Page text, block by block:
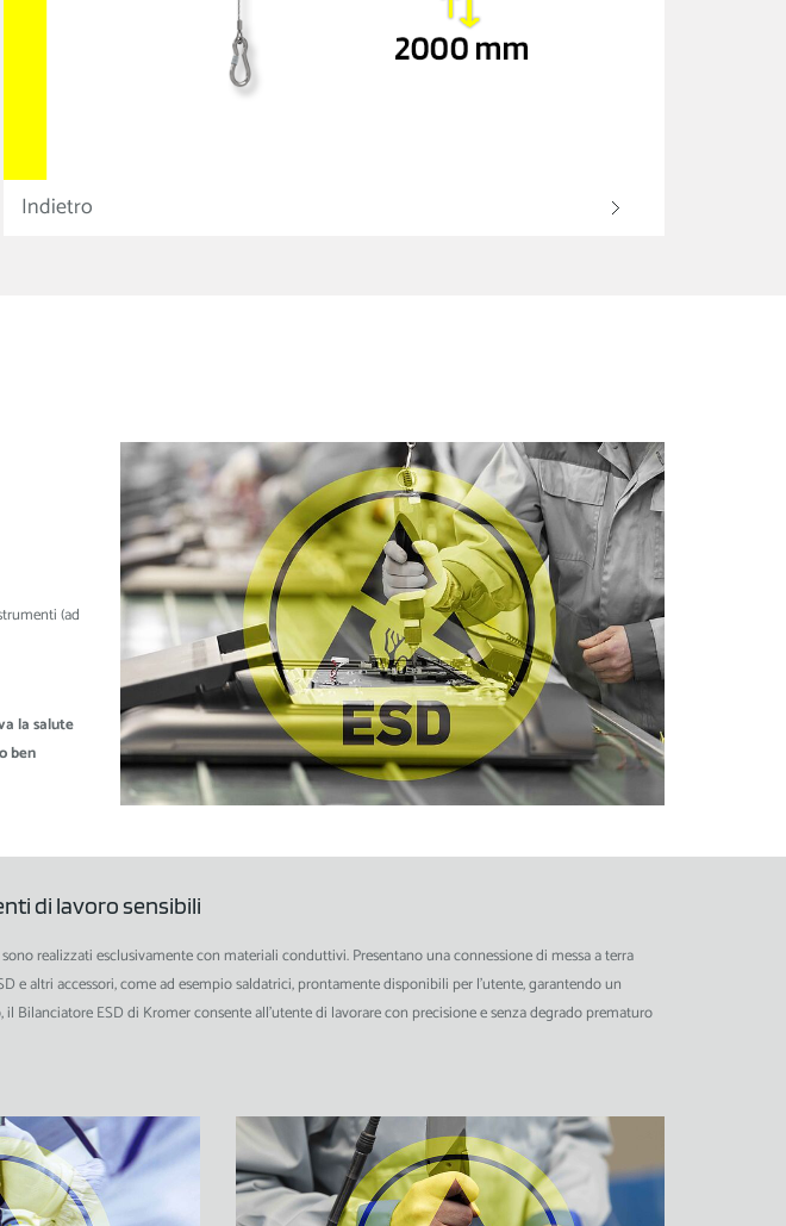
Indietro
(ad
la salute
ben
di lavoro sensibili
realizzati esclusivamente con materiali conduttivi. Presentano una connessione di messa a terra
altri accessori, come ad esempio saldatrici, prontamente disponibili per l'utente, garantendo un
ESD di Kromer consente all'utente di lavorare con precisione e senza degrado prematuro